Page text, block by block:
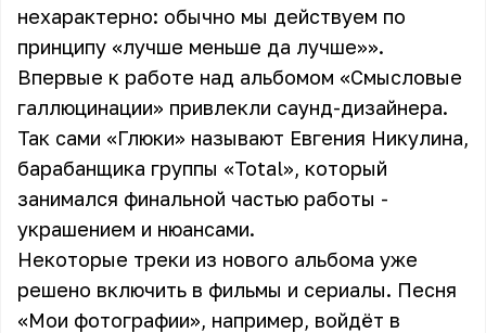
нехарактерно: обычно мы действуем по
принципу «лучше меньше да лучше»».
Впервые к работе над альбомом «Смысловые
галлюцинации» привлекли саунд-дизайнера.
Так сами «Глюки» называют Евгения Никулина,
барабанщика группы «Total», который
занимался финальной частью работы -
украшением и нюансами.
Некоторые треки из нового альбома уже
решено включить в фильмы и сериалы. Песня
«Мои фотографии», например, войдёт в